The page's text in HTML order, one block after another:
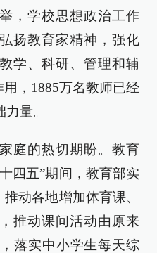
，学校思想政治工作
扬教育家精神，强化
学、科研、管理和辅
，1885万名教师已经
量。
庭的热切期盼。教育
四五”期间，教育部实
动各地增加体育课、
推动课间活动由原来
落实中小学生每天综